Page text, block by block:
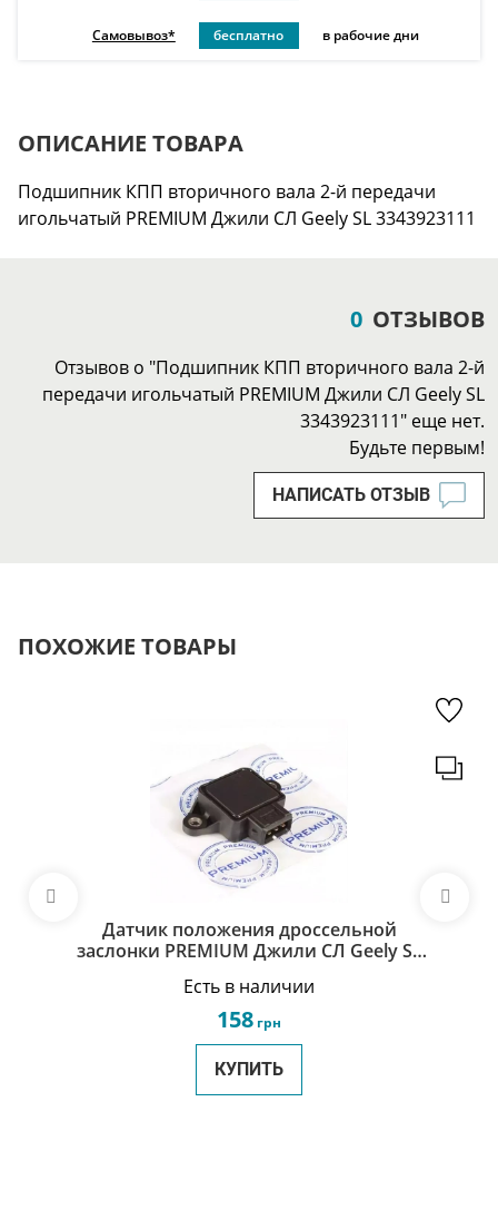
Самовывоз* бесплатно в рабочие дни
ОПИСАНИЕ ТОВАРА
Подшипник КПП вторичного вала 2-й передачи
игольчатый PREMIUM Джили СЛ Geely SL 3343923111
0 ОТЗЫВОВ
Отзывов о "Подшипник КПП вторичного вала 2-й
передачи игольчатый PREMIUM Джили СЛ Geely SL
3343923111" еще нет.
Будьте первым!
НАПИСАТЬ ОТЗЫВ
ПОХОЖИЕ ТОВАРЫ
Датчик положения дроссельной
заслонки PREMIUM Джили СЛ Geely SL
Есть в наличии
158 грн
КУПИТЬ